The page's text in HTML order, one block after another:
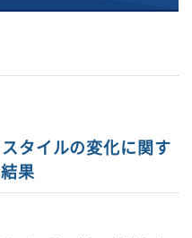
スタイルの変化に関す
果